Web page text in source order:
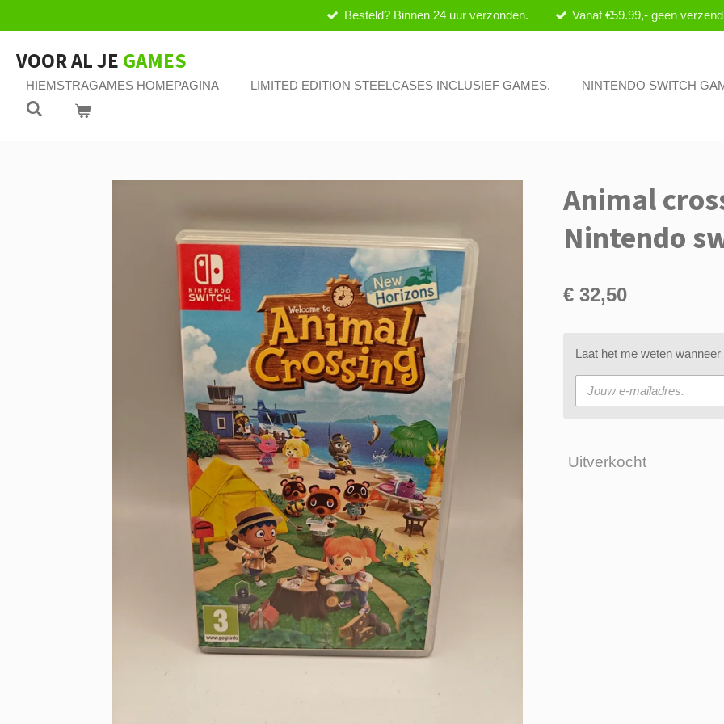
direct
naar
de
hoofdinhoud
Besteld? Binnen 24 uur verzonden. Vanaf €59.99,- geen
VOOR AL JE GAMES
HIEMSTRAGAMES HOMEPAGINA LIMITED EDITION STEELCASES INCLUSIEF GAMES. NINTENDO SWITCH
Animal
Nintendo
€ 32,50
Laat het me weten
Uitverkocht